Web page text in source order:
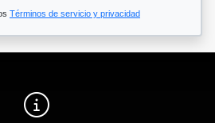
Términos de servicio y privacidad